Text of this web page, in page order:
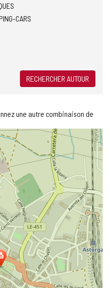
CARS
RECHERCHER AUTOUR
une autre combinaison de